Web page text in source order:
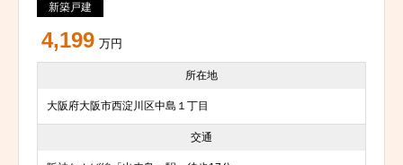
新築戸建
4,199 万円
所在地
大阪府大阪市西淀川区中島１丁目
交通